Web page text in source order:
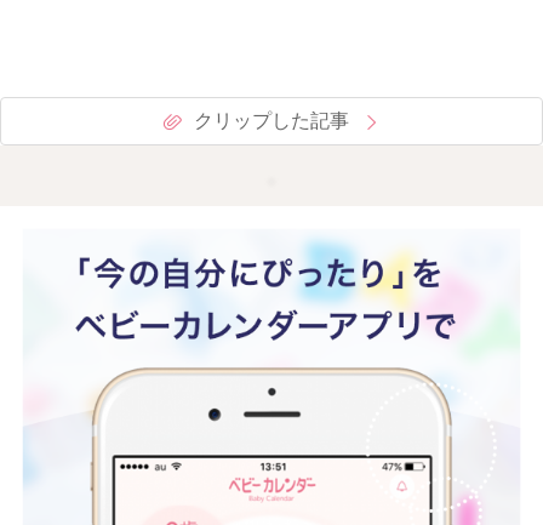
クリップした記事